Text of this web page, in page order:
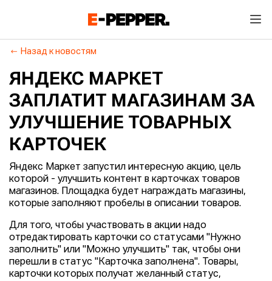
Назад к новостям
ЯНДЕКС МАРКЕТ
ЗАПЛАТИТ МАГАЗИНАМ ЗА
УЛУЧШЕНИЕ ТОВАРНЫХ
КАРТОЧЕК
Яндекс Маркет запустил интересную акцию, цель
которой - улучшить контент в карточках товаров
магазинов. Площадка будет награждать магазины,
которые заполняют пробелы в описании товаров.
Для того, чтобы участвовать в акции надо
отредактировать карточки со статусами "Нужно
заполнить" или "Можно улучшить" так, чтобы они
перешли в статус "Карточка заполнена". Товары,
карточки которых получат желанный статус,